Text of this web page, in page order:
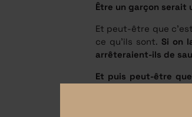
Être un garçon serait
Et peut-être que
ce qu’ils sont. Si on
arrêteraient-ils de
Et puis peut-être